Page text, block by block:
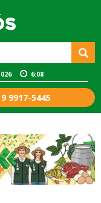
6:08
9917-5445